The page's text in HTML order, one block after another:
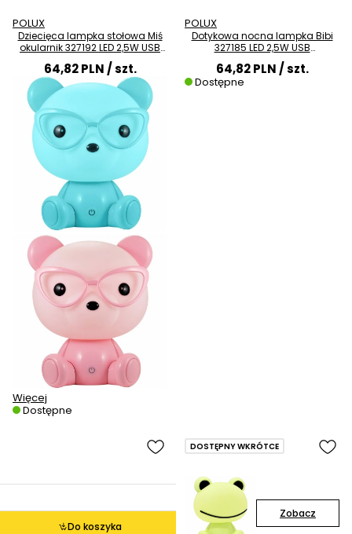
POLUX
Dziecięca lampka stołowa Miś
okularnik 327192 LED 2,5W USB
niebieska
64,82 PLN/ szt.
Więcej
Dostępne
POLUX
Dotykowa nocna lampka Bibi
327185 LED 2,5W USB
dekoracyjna różowa
64,82 PLN/ szt.
Dostępne
Do koszyka
Zobacz
DOSTĘPNY WKRÓTCE